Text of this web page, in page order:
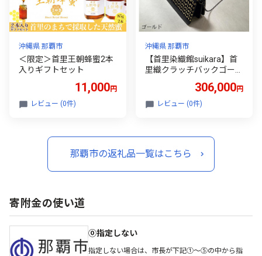
沖縄県 那覇市
＜限定＞首里王朝蜂蜜2本
入りギフトセット
11,000円
レビュー (0件)
沖縄県 那覇市
【首里染織館suikara】首
里織クラッチバックゴール
306,000円
レビュー (0件)
那覇市の返礼品一覧はこちら
寄附金の使い道
⓪指定しない
指定しない場合は、市長が下記①～⑤の中から指